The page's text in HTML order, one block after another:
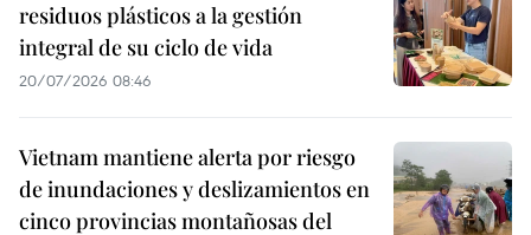
residuos plásticos a la gestión
integral de su ciclo de vida
20/07/2026 08:46
Vietnam mantiene alerta por riesgo
de inundaciones y deslizamientos en
cinco provincias montañosas del